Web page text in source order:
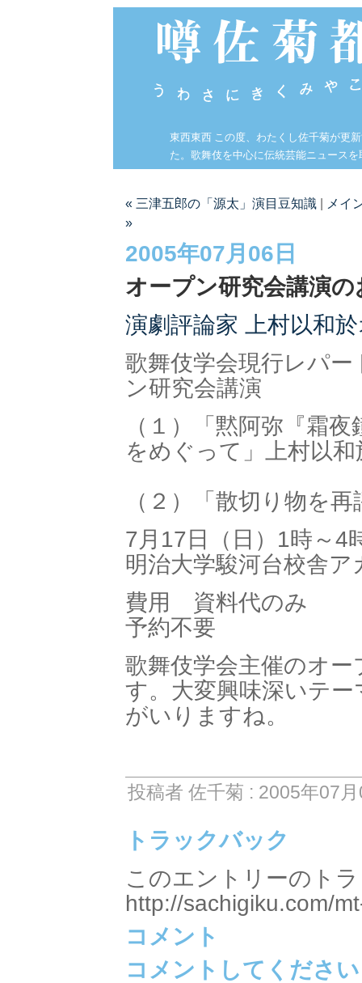
東西東西 この度、わたくし佐千菊が更
た。歌舞伎を中心に伝統芸能ニュース
« 三津五郎の「源太」演目豆知識
メイ
»
2005年07月06日
オープン研究会講演
演劇評論家 上村以和
歌舞伎学会現行レパ
ン研究会講演
（１）「黙阿弥『霜
をめぐって」上村以和
（２）「散切り物を
7月17日（日）1時～4
明治大学駿河台校舎
費用 資料代のみ
予約不要
歌舞伎学会主催のオ
す。大変興味深いテ
がいりますね。
投稿者 佐千菊 : 2005年07
トラックバック
このエントリーのト
http://sachigiku.com/
コメント
コメントしてください